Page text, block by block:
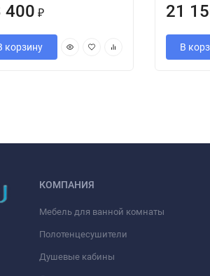
400 ₽
корзину
21
В
КОМПАНИЯ
Мебель для ванной комнаты
Полотенцесушители
Душевые кабины